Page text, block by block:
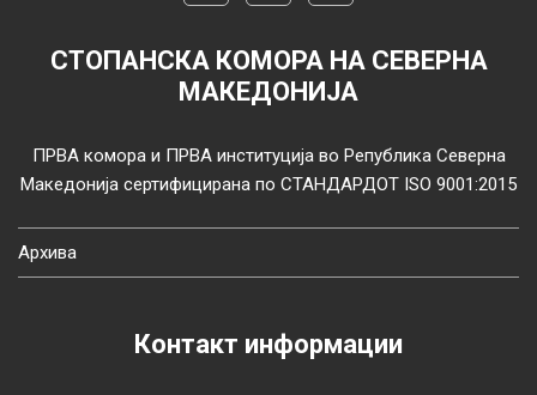
СТОПАНСКА КОМОРА НА СЕВЕРНА
МАКЕДОНИЈА
ПРВА комора и ПРВА институција во Република Северна
Македонија сертифицирана по СТАНДАРДОТ ISO 9001:2015
Архива
Контакт информации